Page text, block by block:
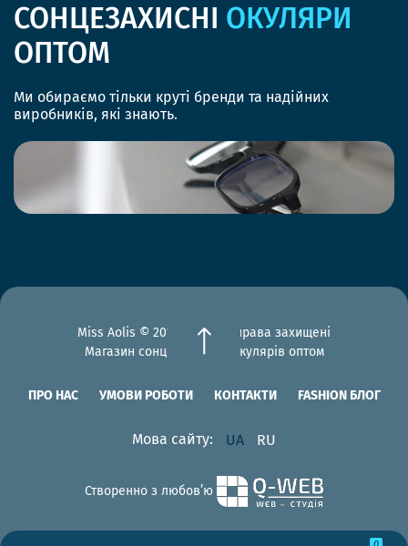
СОНЦЕЗАХИСНІ ОКУЛЯРИ
ОПТОМ
Ми обираємо тільки круті бренди та надійних
виробників, які знають.
Miss Aolis © 2012-2026 Всі права захищені
Магазин сонцезахисних окулярів оптом
ПРО НАС УМОВИ РОБОТИ КОНТАКТИ FASHION БЛОГ
Мова сайту: UA RU
Створенно з любов’ю